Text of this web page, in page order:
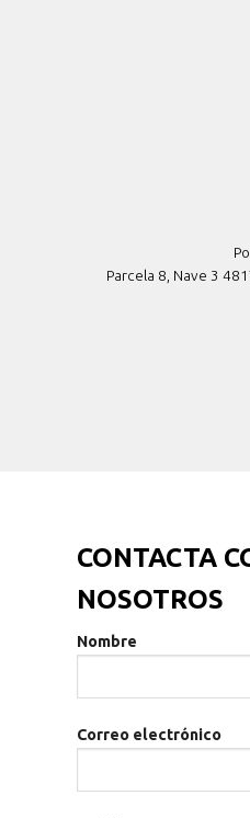
Parcela 8, Nave 3
CONTACTA
NOSOTROS
Nombre
Correo electrónico